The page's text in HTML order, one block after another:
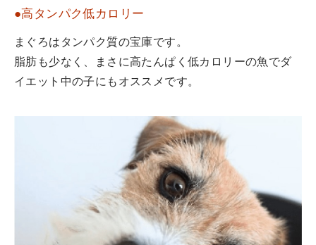
●高タンパク低カロリー
まぐろはタンパク質の宝庫です。
脂肪も少なく、まさに高たんぱく低カロリーの魚でダ
イエット中の子にもオススメです。